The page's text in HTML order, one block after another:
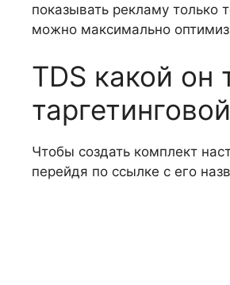
показывать рекламу
можно максимально
TDS какой
Чтобы создать комплект
перейдя по ссылке с его